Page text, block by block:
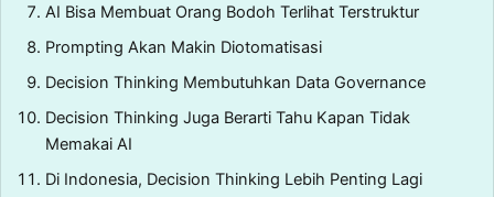
AI Bisa Membuat Orang Bodoh Terlihat Terstruktur
Prompting Akan Makin Diotomatisasi
Decision Thinking Membutuhkan Data Governance
Decision Thinking Juga Berarti Tahu Kapan Tidak
Memakai AI
Di Indonesia, Decision Thinking Lebih Penting Lagi